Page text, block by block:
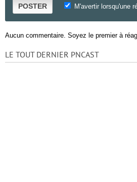
POSTER M'avertir lorsqu'une
Aucun commentaire. Soyez le premier à
LE TOUT DERNIER PNCAST